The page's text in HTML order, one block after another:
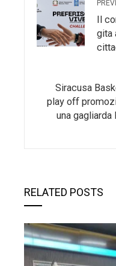
Il
gita
Siracusa
play off
una
RELATED POSTS